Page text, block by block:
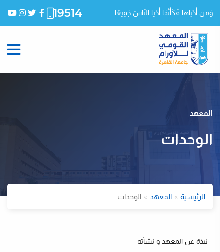
وَمَن أَحْيَاهَا فَكَأَنَّمَا أَحْيَا النّاسَ جَمِيعًا 19514
المعهد
الوحدات
الرئيسية المعهد الوحدات
نبذة عن المعهد و نشأته